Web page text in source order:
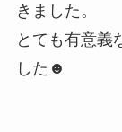
きました。
とても有意義
した☻